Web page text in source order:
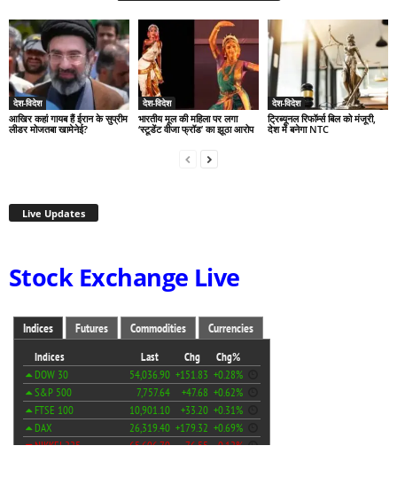
देश-विदेश
आखिर कहां गायब हैं ईरान के सुप्रीम
लीडर मोजतबा खामेनेई?
देश-विदेश
भारतीय मूल की महिला पर लगा
‘स्टूडेंट वीजा फ्रॉड’ का झूठा आरोप
देश-विदेश
ट्रिब्यूनल रिफॉर्म्स बिल को मंजूरी,
देश में बनेगा NTC
Live Updates
Stock Exchange Live